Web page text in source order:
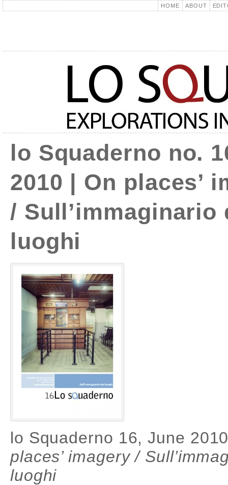
HOME ABOUT
lo Squaderno no.
2010 | On places’
/ Sull’immaginario
luoghi
lo Squaderno 16, June
places’ imagery /
luoghi